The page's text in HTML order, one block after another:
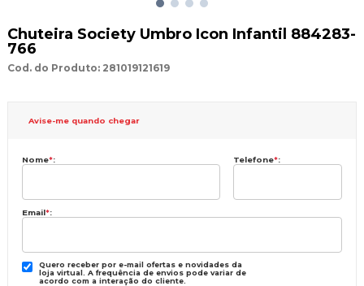
Chuteira Society Umbro Icon Infantil 884283-
766
Cod. do Produto: 281019121619
Avise-me quando chegar
Nome*: Telefone*:
Email*:
Quero receber por e-mail ofertas e novidades da
loja virtual. A frequência de envios pode variar de
acordo com a interação do cliente.